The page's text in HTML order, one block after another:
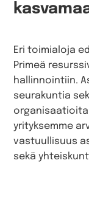
Eri toimialoja
Primeä
hallinnointiin.
seurakuntia
yrityksemme
vastuullisuus
sekä